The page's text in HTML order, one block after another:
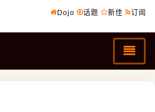
Dojo 话题 新佳 订阅